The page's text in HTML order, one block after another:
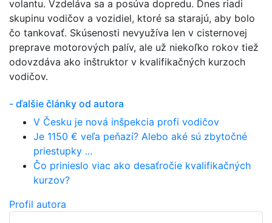
volantu. Vzdeláva sa a posúva dopredu. Dnes riadi
skupinu vodičov a vozidiel, ktoré sa starajú, aby bolo
čo tankovať. Skúsenosti nevyužíva len v cisternovej
preprave motorových palív, ale už niekoľko rokov tiež
odovzdáva ako inštruktor v kvalifikačných kurzoch
vodičov.
- ďalšie články od autora
V Česku je nová inšpekcia profi vodičov
Je 1150 € veľa peňazí? Alebo aké sú zbytočné
priestupky ...
Čo prinieslo viac ako desaťročie kvalifikačných
kurzov?
Profil autora